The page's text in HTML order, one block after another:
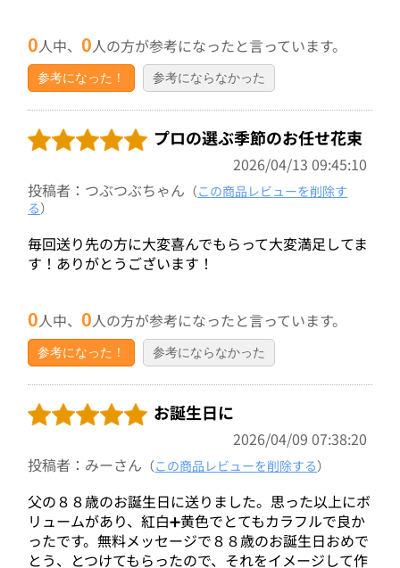
0人中、0人の方が参考になったと言っています。
参考になった！ 参考にならなかった
プロの選ぶ季節のお任せ花束
2026/04/13 09:45:10
投稿者：つぶつぶちゃん （この商品レビューを削除す
る）
毎回送り先の方に大変喜んでもらって大変満足してま
す！ありがとうございます！
0人中、0人の方が参考になったと言っています。
参考になった！ 参考にならなかった
お誕生日に
2026/04/09 07:38:20
投稿者：みーさん （この商品レビューを削除する）
父の８８歳のお誕生日に送りました。思った以上にボ
リュームがあり、紅白➕黄色でとてもカラフルで良か
ったです。無料メッセージで８８歳のお誕生日おめで
とう、とつけてもらったので、それをイメージして作